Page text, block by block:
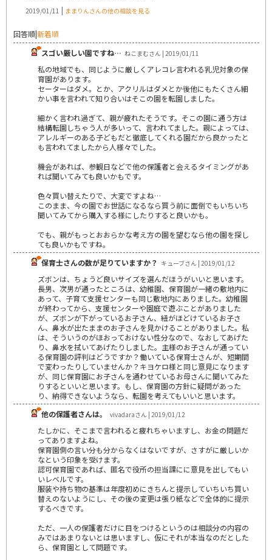
2019/01/11 | ままりんさんの他の相談を見る
回答順|新着順
スゴい厳しい園ですね… ねこまむさん | 2019/01/11
私の地域でも、同じように厳しくアレコレ言われる乳児対象の保
育園があります。
セーターはダメ。とか、アクリルはダメとか後他にもたくさん細
かい事を言われて知り合いはそこの園を転園しました。
細かく言われ過ぎて、親が疲れたそうです。そこの園に通う方は
結構転園しちゃう人が多いって、言われてました。親によっては、
アレルギーのある子どもだと徹底してくれる園だから良かったと
も言われてましたから人様々でした。
機会があれば、参観日などで他の保護者と会えるタイミングがあ
れば聞いてみても良いかもです。
色々買い替えたりで、大変ですよね…
このまま、今の園でお世話になるなら買う前に面倒でもいちいち
聞いてみてから購入する様にしたりすると良いかも。
でも、親がもっとおおらかな考え方の園を望むなら他の園を探し
ても良いかもですね。
保育士さんの数が足りていますか？ キューブさん | 2019/01/12
ズボンは、ちょうど良いサイズを選んだほうがいいと思います。
長男、次男が通ったところは、幼稚園、保育園が一緒の敷地内に
あって、子育て支援センターも同じ敷地内にありました。幼稚園
が終わってから、支援センターや園庭で遊ぶことがありました
が、ズボンが下がっているお子さん、紐がほどけているお子さ
ん、鼻水が出たままのお子さんを見かけることがありました。私
は、そういうのがほおっておけない性分なので、なおしてあげた
り、鼻水を拭いてあげたりしました。主様のお子さんが通ってい
る保育園の評判はどうですか？働いている保育士さんが、短期間
で変わったりしていませんか？キヨケロ様と同じ意見になります
が、同じ保育園にお子さんを通わせているお母さんに聞いてみた
りするといいと思います。もし、保育園の方針に疑問があった
り、納得できないようなら、転園を考えてもいいと思います。
他の保護者さんは。
vivadaraさん | 2019/01/12
たしかに、そこまで言われると疲れちゃいますし、お金の問題だ
ってありますよね。
保育園側の言い分も分からなくはないですが、さすがに厳しいか
なという印象を受けます。
認可保育園であれば、匿名で役所の担当課にに意見を出してもい
いレベルです。
服装や持ち物の基準は年度初めにきちんと提示していちいち買い
替えのないようにし、その後の変更は張り紙などで全体的に提示
するべきです。
ただ、一人の保護者だけに目をつけるというのは相談分の内容の
みではあまりないとは思いますし、仮にそれが本当なのだとした
ら、保育園として問題です。